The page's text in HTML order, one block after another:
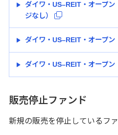
ダイワ・US–REIT・オープ
ジなし）
ダイワ・US–REIT・オープン
ダイワ・US–REIT・オープン
販売停止ファンド
新規の販売を停止しているファ